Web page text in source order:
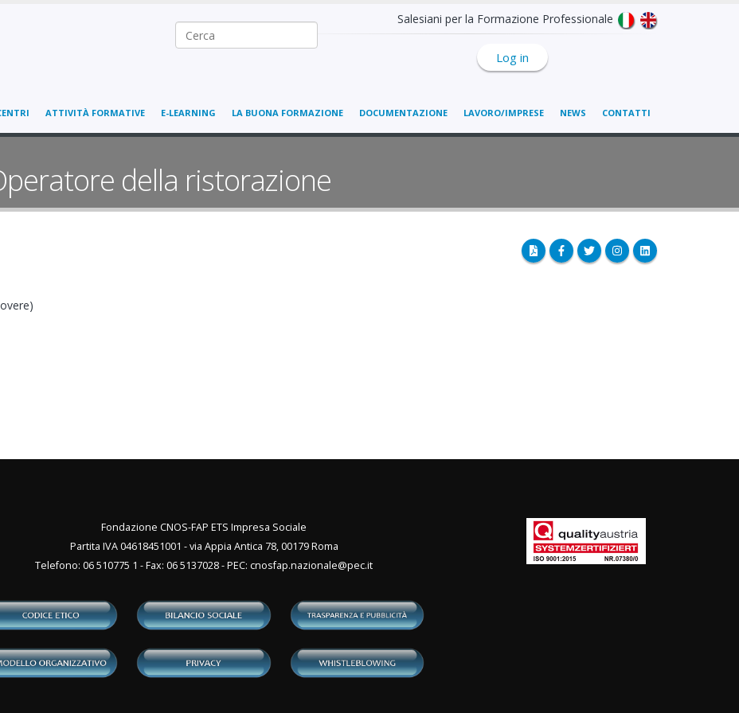
Salesiani per la Formazione Professionale
Log in
Ricerca nel sito
ATTIVITÀ FORMATIVE E-LEARNING LA BUONA FORMAZIONE DOCUMENTAZIONE LAVORO/IMPRESE NEWS CONTATTI
della ristorazione
Fondazione CNOS-FAP ETS Impresa Sociale
Partita IVA 04618451001 - via Appia Antica 78, 00179 Roma
Telefono: 06 510775 1 - Fax: 06 5137028 - PEC: cnosfap.nazionale@pec.it